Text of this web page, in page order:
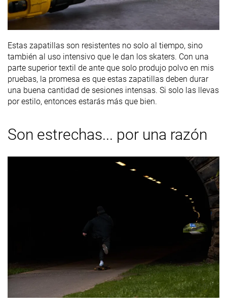
Estas zapatillas son resistentes no solo al tiempo, sino
también al uso intensivo que le dan los skaters. Con una
parte superior textil de ante que solo produjo polvo en mis
pruebas, la promesa es que estas zapatillas deben durar
una buena cantidad de sesiones intensas. Si solo las llevas
por estilo, entonces estarás más que bien.
Son estrechas... por una razón